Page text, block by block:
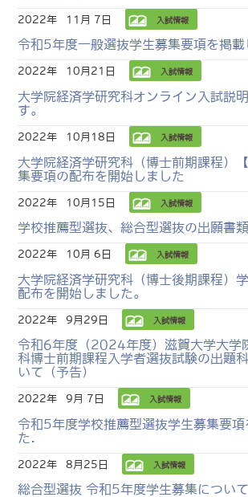
2022年 11月 7日 入試情報
令和5年度一般選抜学生募集要項を掲載
2022年 10月21日 入試情報
大学院経済学研究科オンライン入試説
す。
2022年 10月18日 入試情報
大学院経済学研究科（博士前期課程）
集要項の配布を開始しました
2022年 10月15日 入試情報
学校推薦型選抜、総合型選抜の出願書
2022年 10月 6日 入試情報
大学院経済学研究科（博士後期課程）
配布を開始しました。
2022年 9月29日 入試情報
令和6年度（2024年度）滋賀大学大学
科博士前期課程入学者選抜試験の出題
いて（予告）
2022年 9月 7日 入試情報
令和5年度学校推薦型選抜学生募集要項
た.
2022年 8月25日 入試情報
総合型選抜 令和5年度学生募集について